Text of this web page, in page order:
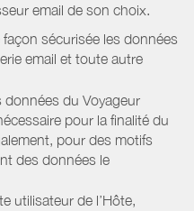
email de son choix.
façon sécurisée les données
email et toute autre
données du Voyageur
pour la finalité du
pour des motifs
des données le
utilisateur de l’Hôte,